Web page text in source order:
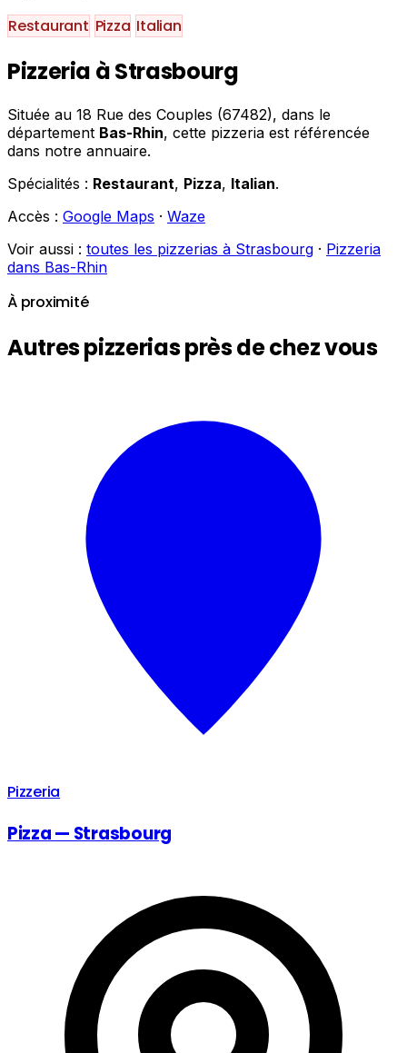
Restaurant Pizza Italian
Pizzeria à Strasbourg
Située au 18 Rue des Couples (67482), dans le
département Bas-Rhin, cette pizzeria est référencée
dans notre annuaire.
Spécialités : Restaurant, Pizza, Italian.
Accès : Google Maps · Waze
Voir aussi : toutes les pizzerias à Strasbourg · Pizzeria
dans Bas-Rhin
À proximité
Autres pizzerias près de chez vous
Pizzeria
Pizza — Strasbourg